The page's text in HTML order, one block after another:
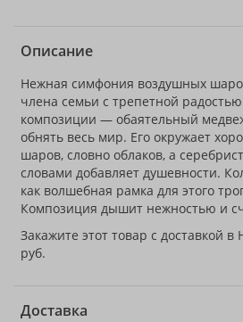
Описание
Нежная симфония воздушных
члена семьи с трепетной
композиции — обаятельный
обнять весь мир. Его окружает
шаров, словно облаков, а
словами добавляет душевности.
как волшебная рамка для этого
Композиция дышит нежностью и
Закажите этот товар с доставкой в
руб.
Доставка